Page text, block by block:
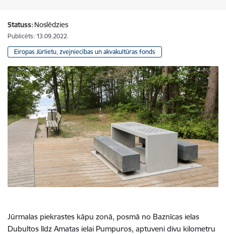
Statuss: Noslēdzies
Publicēts: 13.09.2022.
Eiropas Jūrlietu, zvejniecības un akvakultūras fonds
Jūrmalas piekrastes kāpu zonā, posmā no Baznīcas ielas
Dubultos līdz Amatas ielai Pumpuros, aptuveni divu kilometru